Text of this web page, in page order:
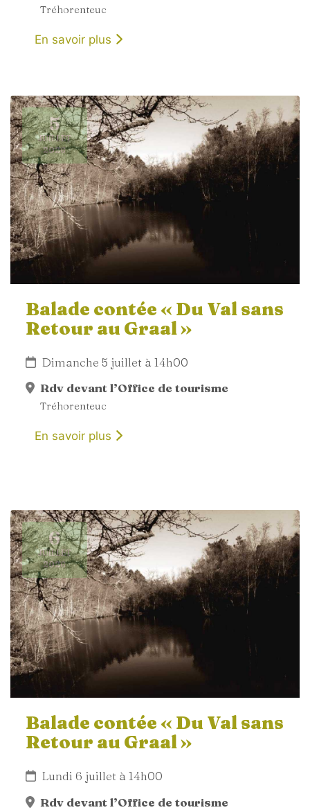
Tréhorenteuc
En savoir plus
5
JUILLET
2026
Balade contée « Du Val sans
Retour au Graal »
Dimanche 5 juillet à 14h00
Rdv devant l’Office de tourisme
Tréhorenteuc
En savoir plus
6
JUILLET
2026
Balade contée « Du Val sans
Retour au Graal »
Lundi 6 juillet à 14h00
Rdv devant l’Office de tourisme